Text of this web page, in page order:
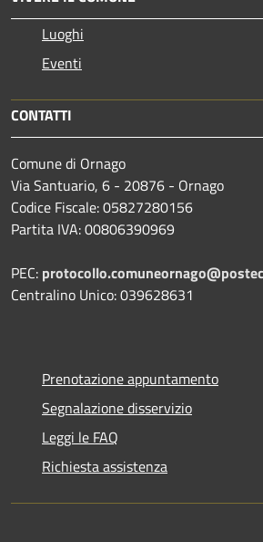
Luoghi
Eventi
CONTATTI
Comune di Ornago
Via Santuario, 6 - 20876 - Ornago
Codice Fiscale: 05827280156
Partita IVA: 00806390969
PEC:
Centralino Unico: 039628631
Prenotazione appuntamento
Segnalazione disservizio
Leggi le FAQ
Richiesta assistenza